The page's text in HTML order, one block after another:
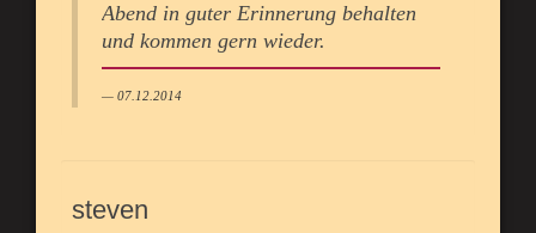
Abend in guter Erinnerung behalten
und kommen gern wieder.
07.12.2014
steven